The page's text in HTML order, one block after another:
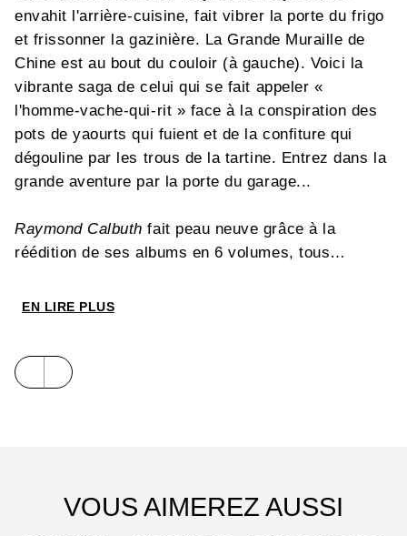
envahit l'arrière-cuisine, fait vibrer la porte du frigo
et frissonner la gazinière. La Grande Muraille de
Chine est au bout du couloir (à gauche). Voici la
vibrante saga de celui qui se fait appeler «
l'homme-vache-qui-rit » face à la conspiration des
pots de yaourts qui fuient et de la confiture qui
dégouline par les trous de la tartine. Entrez dans la
grande aventure par la porte du garage...
Raymond Calbuth fait peau neuve grâce à la
réédition de ses albums en 6 volumes, tous
nouvelles couvertures. Le septième tome, qui
et on va être gâté ! ! !
EN LIRE PLUS
VOUS AIMEREZ AUSSI